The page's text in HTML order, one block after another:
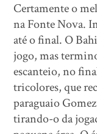
Certamente o
na Fonte Nova.
até o final. O
jogo, mas
escanteio, no
tricolores, que
paraguaio
tirando-o da